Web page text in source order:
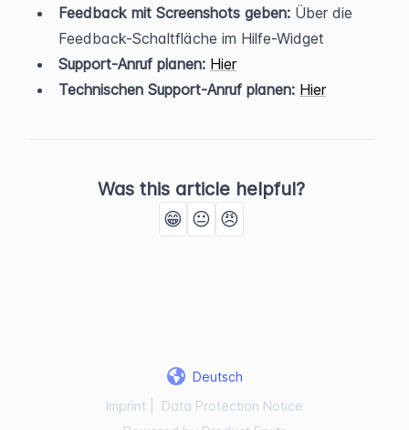
Feedback mit Screenshots geben: Über die
Feedback-Schaltfläche im Hilfe-Widget
Support-Anruf planen: Hier
Technischen Support-Anruf planen: Hier
Was this article helpful?
😁 😐 😠
Deutsch
Imprint
Data Protection Notice